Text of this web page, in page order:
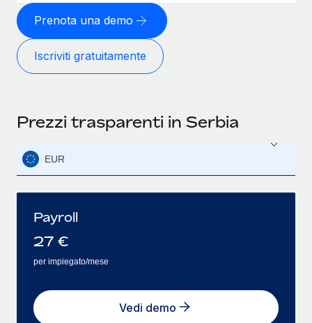
Prenota una demo
Iscriviti gratuitamente
Prezzi trasparenti in Serbia
EUR
Payroll
27 €
per impiegato/mese
Vedi demo